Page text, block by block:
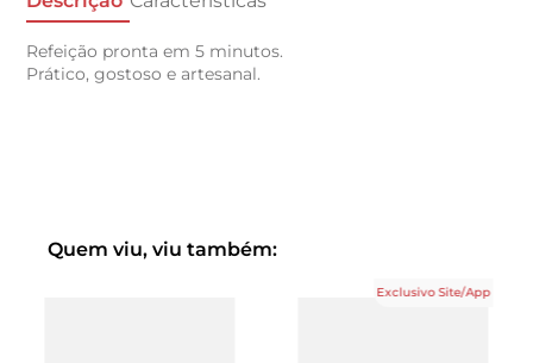
Refeição pronta em 5 minutos.
Prático, gostoso e artesanal.
Quem viu, viu também:
Exclusivo Site/App